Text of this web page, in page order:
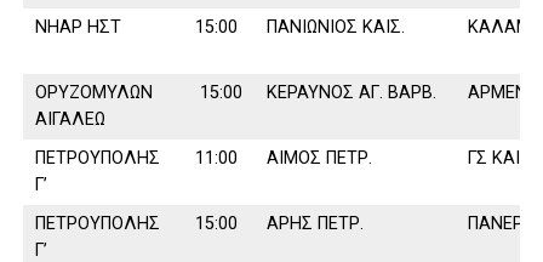
ΝΗΑΡ ΗΣΤ 15:00 ΠΑΝΙΩΝΙΟΣ ΚΑΙΣ.
ΟΡΥΖΟΜΥΛΩΝ
ΑΙΓΑΛΕΩ
15:00 ΚΕΡΑΥΝΟΣ ΑΓ. ΒΑΡΒ.
ΠΕΤΡΟΥΠΟΛΗΣ
Γ’
11:00 ΑΙΜΟΣ ΠΕΤΡ. ΓΣ
ΠΕΤΡΟΥΠΟΛΗΣ
Γ’
15:00 ΑΡΗΣ ΠΕΤΡ.